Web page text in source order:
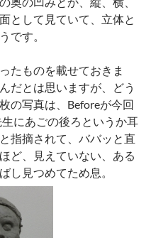
として見ていて、立体と
です。
たものを載せておきま
だとは思いますが、どう
の写真は、Beforeが今回
にあごの後ろというか耳
指摘されて、ババッと直
ど、見えていない、ある
し見つめてため息。